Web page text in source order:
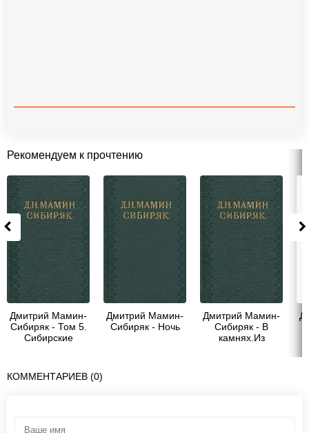
Рекомендуем к прочтению
Дмитрий Мамин-
Сибиряк - Том 5.
Сибирские
Дмитрий Мамин-
Сибиряк - Ночь
Дмитрий Мамин-
Сибиряк - В
камнях.Из
КОММЕНТАРИЕВ (0)